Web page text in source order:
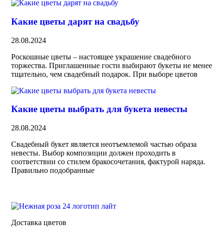
Какие цветы дарят на свадьбу
28.08.2024
Роскошные цветы – настоящее украшение свадебного
торжества. Приглашенные гости выбирают букеты не менее
тщательно, чем свадебный подарок. При выборе цветов
Какие цветы выбрать для букета невесты
28.08.2024
Свадебный букет является неотъемлемой частью образа
невесты. Выбор композиции должен проходить в
соответствии со стилем бракосочетания, фактурой наряда.
Правильно подобранные
Доставка цветов